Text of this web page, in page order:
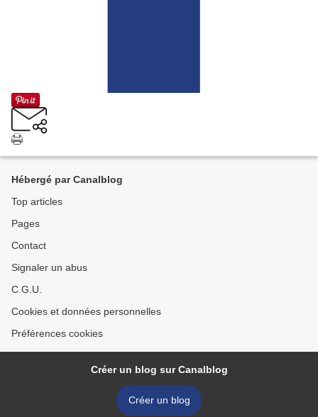
Hébergé par Canalblog
Top articles
Pages
Contact
Signaler un abus
C.G.U.
Cookies et données personnelles
Préférences cookies
Créer un blog sur Canalblog
Créer un blog